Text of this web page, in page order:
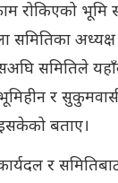
रोकिएको भूमि
समितिका
समितिले
र
बताए।
र